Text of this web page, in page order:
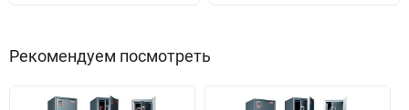
Рекомендуем посмотреть